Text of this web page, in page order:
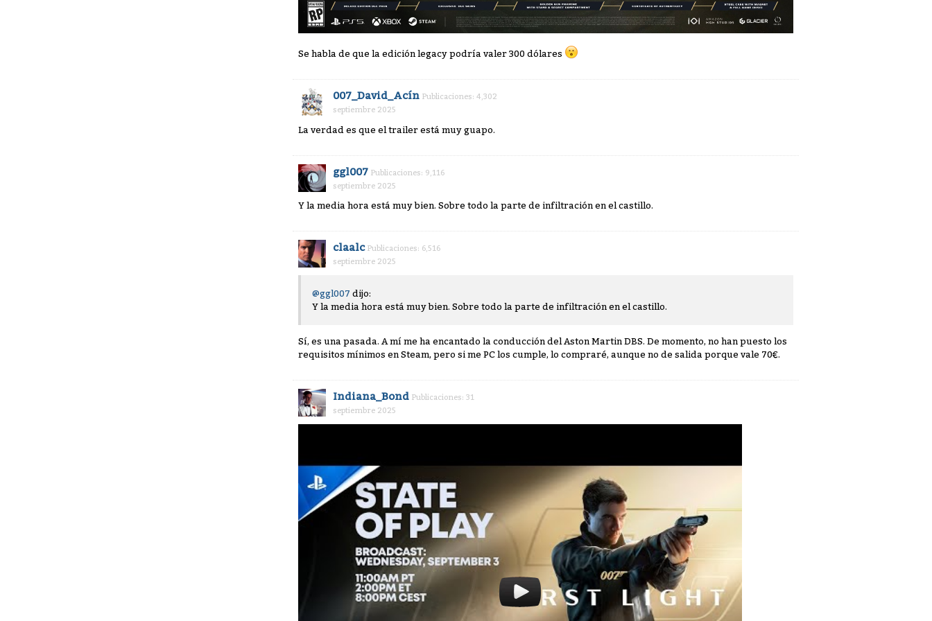
Se habla de que la edición legacy podría valer 300 dólares
007_David_Acín Publicaciones: 4,302
septiembre 2025
La verdad es que el trailer está muy guapo.
ggl007 Publicaciones: 9,116
septiembre 2025
Y la media hora está muy bien. Sobre todo la parte de infiltración en el castillo.
claalc Publicaciones: 6,516
septiembre 2025
@ggl007 dijo:
Y la media hora está muy bien. Sobre todo la parte de infiltración en el castillo.
Sí, es una pasada. A mí me ha encantado la conducción del Aston Martin DBS. De momento, no han puesto los
requisitos mínimos en Steam, pero si me PC los cumple, lo compraré, aunque no de salida porque vale 70€.
Indiana_Bond Publicaciones: 31
septiembre 2025